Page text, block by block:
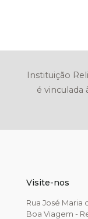
Instituição
é vinculada
Visite-nos
Rua José Maria
Boa Viagem -